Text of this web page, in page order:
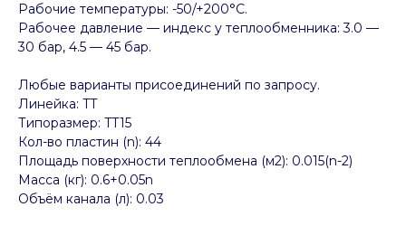
Рабочие температуры: -50/+200°C.
Рабочее давление — индекс у теплообменника: 3.0 —
30 бар, 4.5 — 45 бар.
Любые варианты присоединений по запросу.
Линейка: TT
Типоразмер: TT15
Кол-во пластин (n): 44
Площадь поверхности теплообмена (м2): 0.015(n-2)
Масса (кг): 0.6+0.05n
Объём канала (л): 0.03